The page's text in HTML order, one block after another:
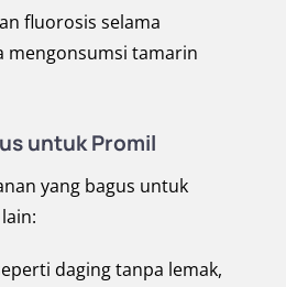
fluorosis selama
mengonsumsi tamarin
untuk Promil
yang bagus untuk
daging tanpa lemak,